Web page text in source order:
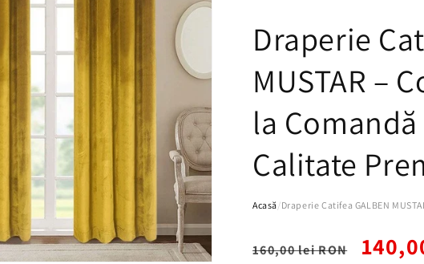
Draperie
MUSTAR –
la
Calitate
Acasă/Draperie Catifea GALBEN
Preț
160,00 lei RON
Preț